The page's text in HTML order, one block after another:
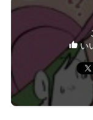
い